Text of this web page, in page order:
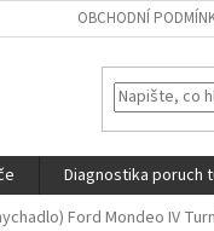
OBCHODNÍ
Diagnostika poruch
Ford Mondeo IV